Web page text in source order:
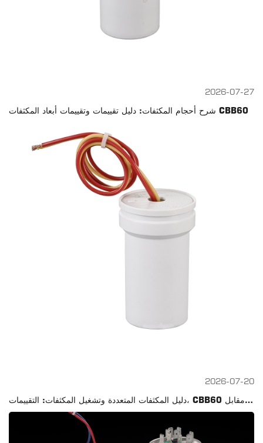
2026-07-27
شرح أحجام المكثفات: دليل تقييمات وتقييمات أبعاد المكثفات CBB60
2026-07-20
دليل المكثفات المتعددة وتشغيل المكثفات: التقييمات، CBB60 مقابل CBB61، الاختبار